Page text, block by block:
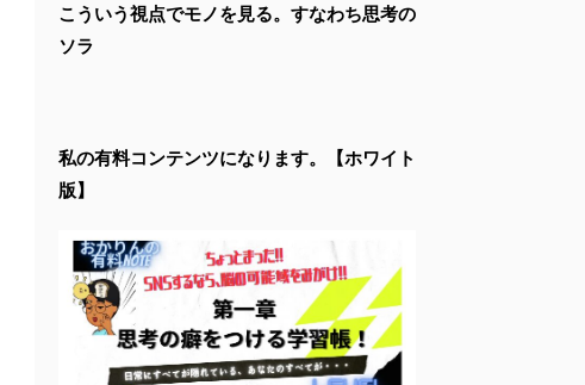
こういう視点でモノを見る。すなわち思考の
ソラ
私の有料コンテンツになります。【ホワイト
版】